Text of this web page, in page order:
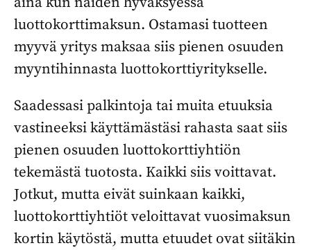
luottokorttimaksun. Ostamasi tuotteen
myyvä yritys maksaa siis pienen osuuden
myyntihinnasta luottokorttiyritykselle.
Saadessasi palkintoja tai muita etuuksia
vastineeksi käyttämästäsi rahasta saat siis
pienen osuuden luottokorttiyhtiön
tekemästä tuotosta. Kaikki siis voittavat.
Jotkut, mutta eivät suinkaan kaikki,
luottokorttiyhtiöt veloittavat vuosimaksun
kortin käytöstä, mutta etuudet ovat siitäkin